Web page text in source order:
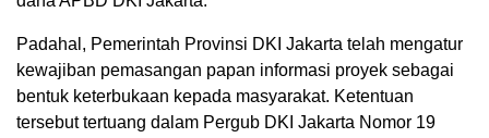
Padahal, Pemerintah Provinsi DKI Jakarta telah mengatur
kewajiban pemasangan papan informasi proyek sebagai
bentuk keterbukaan kepada masyarakat. Ketentuan
tersebut tertuang dalam Pergub DKI Jakarta Nomor 19